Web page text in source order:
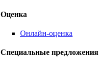
Оценка
Онлайн-оценка
Специальные предложения